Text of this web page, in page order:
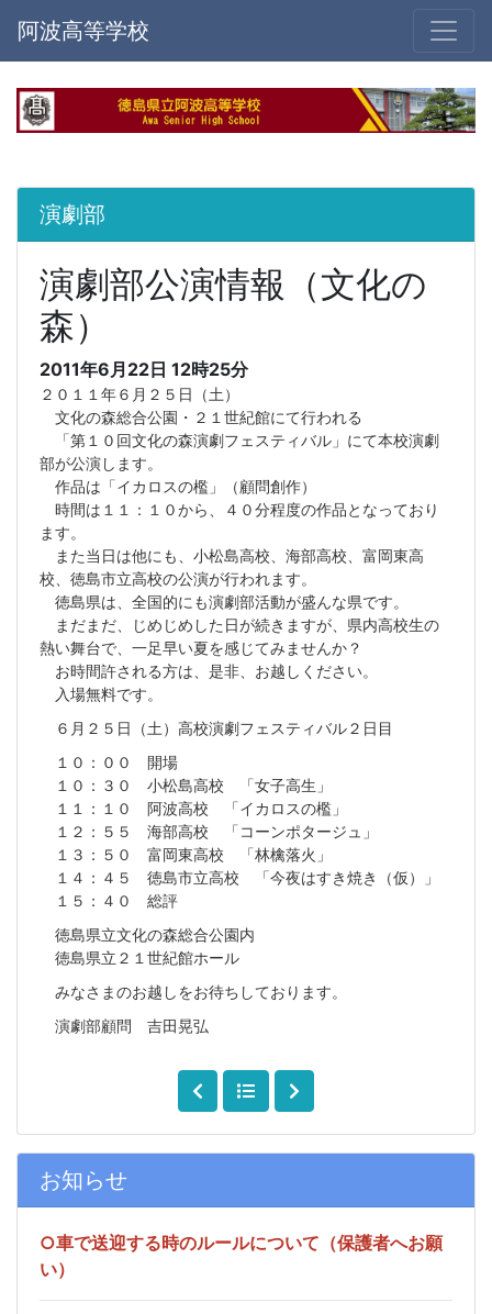
阿波高等学校
お知らせ
○車で送迎する時のルールについて（保護者へお願
い）
演劇部
演劇部公演情報（文化の
森）
2011年6月22日 12時25分
２０１１年６月２５日（土）
文化の森総合公園・２１世紀館にて行われる
「第１０回文化の森演劇フェスティバル」にて本校演劇
部が公演します。
作品は「イカロスの檻」（顧問創作）
時間は１１：１０から、４０分程度の作品となっており
ます。
また当日は他にも、小松島高校、海部高校、富岡東高
校、徳島市立高校の公演が行われます。
徳島県は、全国的にも演劇部活動が盛んな県です。
まだまだ、じめじめした日が続きますが、県内高校生の
熱い舞台で、一足早い夏を感じてみませんか？
お時間許される方は、是非、お越しください。
入場無料です。
６月２５日（土）高校演劇フェスティバル２日目
１０：００ 開場
１０：３０ 小松島高校 「女子高生」
１１：１０ 阿波高校 「イカロスの檻」
１２：５５ 海部高校 「コーンポタージュ」
１３：５０ 富岡東高校 「林檎落火」
１４：４５ 徳島市立高校 「今夜はすき焼き（仮）」
１５：４０ 総評
徳島県立文化の森総合公園内
徳島県立２１世紀館ホール
みなさまのお越しをお待ちしております。
演劇部顧問 吉田晃弘